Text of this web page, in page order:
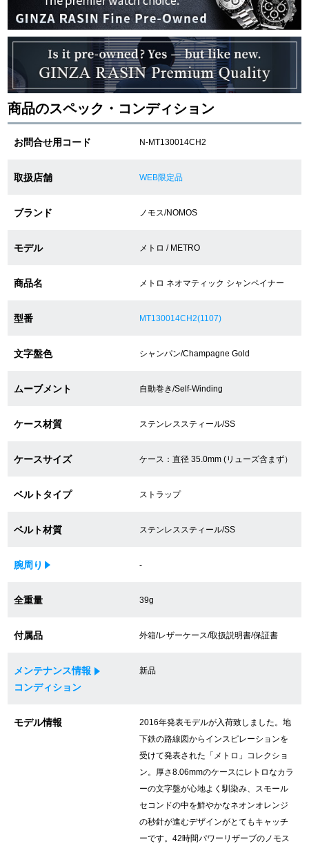
ご利用ガイド
GINZA RASINのプレミアムクオリティについて
送料・お支払方法
ショッピングローンの流れ
よくある質問
お問い合わせ
店舗受け取りサービス
店舗取り寄せサービス
買取・下取りはこちら
修理・メンテナンスをご希望の方
修理・メンテンナンスについて
商品のスペック・コンディション
お問合せ用コード N-MT130014CH2
取扱店舗 WEB限定品
ブランド ノモス/NOMOS
モデル メトロ / METRO
商品名 メトロ ネオマティック シャンペイナー
型番 MT130014CH2(1107)
文字盤色 シャンパン/Champagne Gold
ムーブメント 自動巻き/Self-Winding
ケース材質 ステンレススティール/SS
ケースサイズ ケース：直径 35.0mm (リューズ含まず）
ベルトタイプ ストラップ
ベルト材質 ステンレススティール/SS
腕周り -
全重量 39g
付属品 外箱/レザーケース/取扱説明書/保証書
メンテナンス情報
コンディション
新品
モデル情報
2016年発表モデルが入荷致しました。地
下鉄の路線図からインスピレーションを
受けて発表された「メトロ」コレクショ
ン。厚さ8.06mmのケースにレトロなカラ
ーの文字盤が心地よく馴染み、スモール
セコンドの中を鮮やかなネオンオレンジ
の秒針が進むデザインがとてもキャッチ
ーです。42時間パワーリザーブのノモス